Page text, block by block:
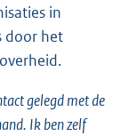
in
door het
gelegd met de
Ik ben zelf